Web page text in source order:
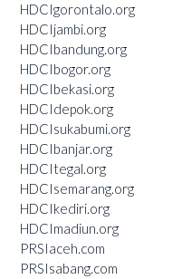
HDCIgorontalo.org
HDCIjambi.org
HDCIbandung.org
HDCIbogor.org
HDCIbekasi.org
HDCIdepok.org
HDCIsukabumi.org
HDCIbanjar.org
HDCItegal.org
HDCIsemarang.org
HDCIkediri.org
HDCImadiun.org
PRSIaceh.com
PRSIsabang.com